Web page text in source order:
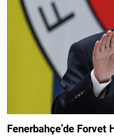
Fenerbahçe’de Forvet